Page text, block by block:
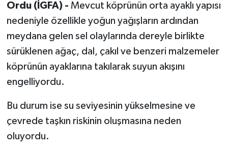
Ordu (İGFA) - Mevcut köprünün orta ayaklı yapısı
nedeniyle özellikle yoğun yağışların ardından
meydana gelen sel olaylarında dereyle birlikte
sürüklenen ağaç, dal, çakıl ve benzeri malzemeler
köprünün ayaklarına takılarak suyun akışını
engelliyordu.
Bu durum ise su seviyesinin yükselmesine ve
çevrede taşkın riskinin oluşmasına neden
oluyordu.